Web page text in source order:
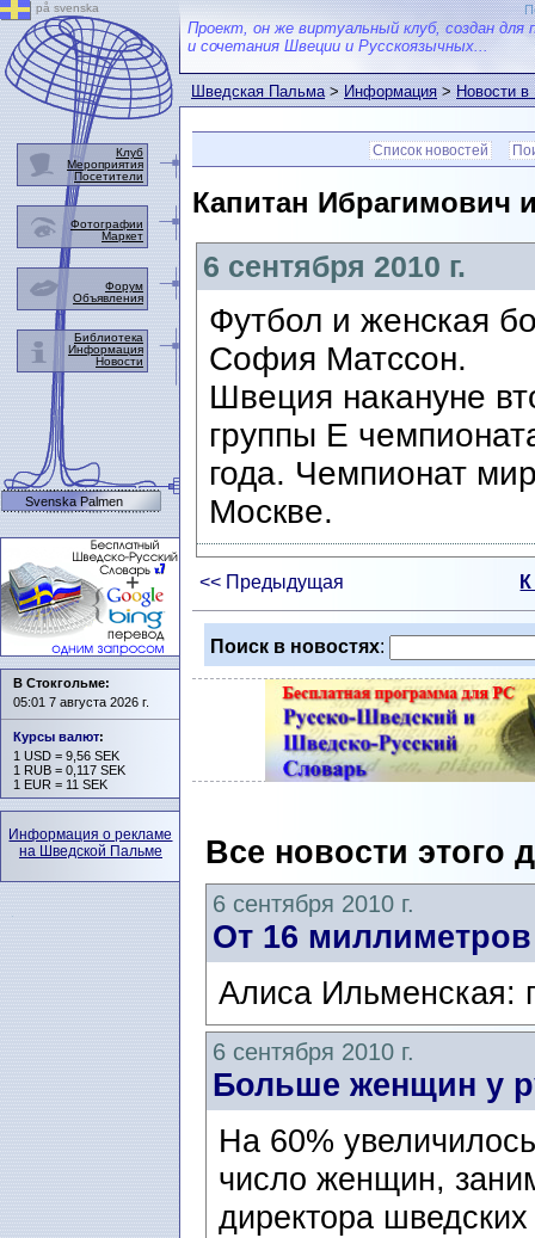
Проект, он же виртуальный клуб, создан для
и сочетания Швеции и Русскоязычных...
Шведская Пальма>Информация>Новости
Список новостей
Капитан Ибрагимович
6 сентября 2010 г.
Футбол и женская
София Матссон.
Швеция накануне
группы Е
года. Чемпионат
Москве.
<< Предыдущая
Поиск в новостях:
Все новости этого
6 сентября 2010 г.
От 16
Алиса Ильменская:
6 сентября 2010 г.
Больше женщин у
На 60%
число женщин,
директора
på svenska
Клуб
Мероприятия
Посетители
Фотографии
Маркет
Форум
Объявления
Библиотека
Информация
Новости
Svenska Palmen
В Стокгольме:
05:01 7 августа 2026 г.
Курсы валют:
1 USD = 9,56 SEK
1 RUB = 0,117 SEK
1 EUR = 11 SEK
Информация о рекламе
на Шведской Пальме